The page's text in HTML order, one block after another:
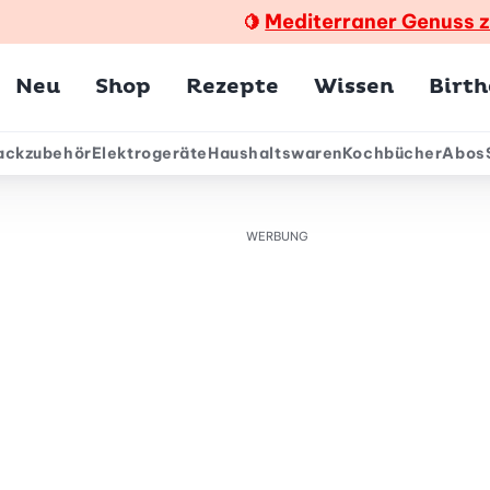
🍋 Mediterraner Genuss
Neu Shop Rezepte Wissen
ElektrogeräteHaushaltswarenKochbücherAbos
WERBUNG